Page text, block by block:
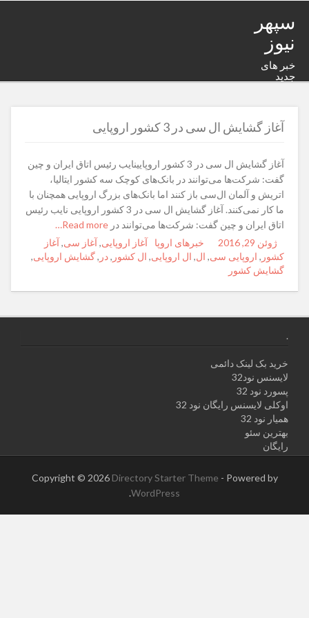
سپهر
نیوز
خبر های
جدید
آغاز گشایش ال‌ سی در 3 کشور اروپایی
آغاز گشایش ال‌ سی در 3 کشور اروپایینایب رئیس اتاق ایران و چین
گفت: شرکت‌ها می‌توانند در بانک‌های کوچک سه کشور ایتالیا،
اتریش و آلمان ال‌سی باز کنند اما بانک‌های بزرگ اروپایی همچنان با
ما کار نمی‌کنند. آغاز گشایش ال‌ سی در 3 کشور اروپایی نایب رئیس
اتاق ایران و چین گفت: شرکت‌ها می‌توانند در
Posted
on
ژوئن 29, 2016 Author
Categories
خبرهای اروپا Tags
آغاز اروپایی,آغاز سی,آغاز
کشور , اروپایی سی, ال‌, ال‌ اروپایی, ال‌ کشور ,در ,گشایش اروپایی,
گشایش کشور
.
خرید بک لینک دائمی
لایسنس نود32
پسورد نود 32
اوکلی لایسنس رایگان نود 32
همیار نود 32
بهترین سئو
رایگان
Copyright © 2026 Directory Starter Theme - Powered by
WordPress
.